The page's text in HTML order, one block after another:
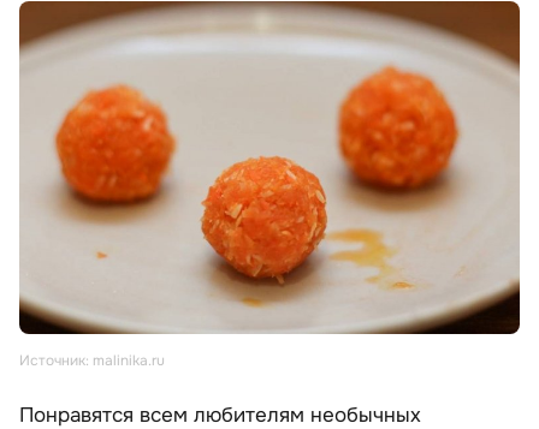
Источник: malinika.ru
Понравятся всем любителям необычных